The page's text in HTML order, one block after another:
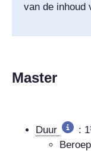
van de inhoud
Master
Duur :